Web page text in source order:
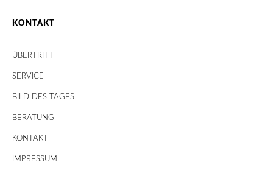
KONTAKT
ÜBERTRITT
SERVICE
BILD DES TAGES
BERATUNG
KONTAKT
IMPRESSUM